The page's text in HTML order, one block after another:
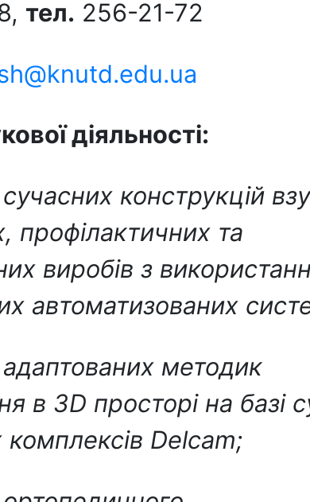
тел. 256-21-72
діяльності:
конструкцій
профілактичних та
виробів з
автоматизованих
методик
в 3D просторі на базі
Delcam;